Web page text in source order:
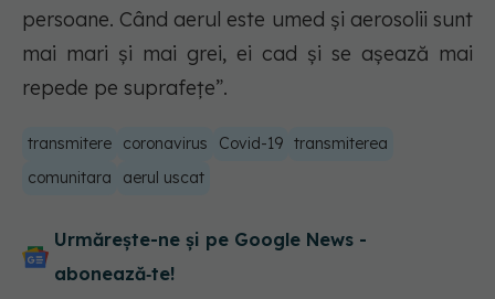
persoane. Când aerul este umed și aerosolii sunt
mai mari și mai grei, ei cad și se așează mai
repede pe suprafețe”.
transmitere coronavirus Covid-19 transmiterea
comunitara
aerul uscat
Urmărește-ne și pe Google News -
abonează‑te!